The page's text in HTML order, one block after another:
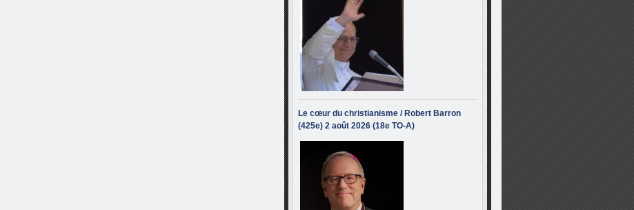
Le cœur du christianisme / Robert Barron
(425e) 2 août 2026 (18e TO-A)